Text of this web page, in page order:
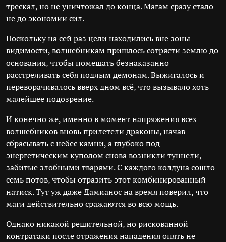
трескал, но не уничтожал до конца. Магам сразу стало
не до экономии сил.
Поскольку на сей раз цели находились вне зоны
видимости, волшебникам пришлось сотрясти землю до
основания, чтобы помешать безнаказанно
расстреливать себя подлым демонам. Выжигалось и
переворачивалось вверх дном всё, что вызывало хоть
малейшее подозрение.
И конечно же, именно в момент напряжения всех
волшебников вновь прилетели драконы, начав
сбрасывать с небес камни, а глубоко под
энергетическим куполом снова возникли туннели,
забитые злобными тварями. С каждого колдуна сошло
семь потов, чтобы отразить этот комбинированный
натиск. Тут уж даже Дамианос на время поверил, что
маги действительно сражаются во всю мощь.
Однако никакой решительной, но рискованной
контратаки после отражения нападения опять не